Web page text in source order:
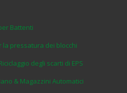
Battenti
la pressatura dei blocchi
degli scarti di EPS
& Magazzini Automatici